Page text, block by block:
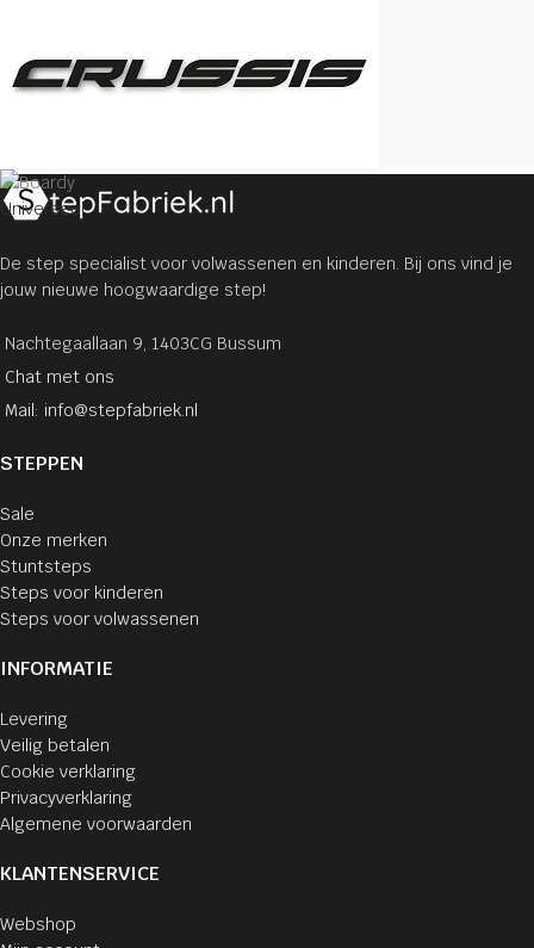
Universeel
De step specialist voor volwassenen en kinderen. Bij ons vind je
jouw nieuwe hoogwaardige step!
Nachtegaallaan 9, 1403CG Bussum
Chat met ons
Mail: info@stepfabriek.nl
STEPPEN
Sale
Onze merken
Stuntsteps
Steps voor kinderen
Steps voor volwassenen
INFORMATIE
Levering
Veilig betalen
Cookie verklaring
Privacyverklaring
Algemene voorwaarden
KLANTENSERVICE
Webshop